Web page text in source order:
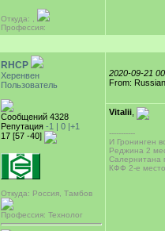
Откуда: ,
Профессия:
RHCP
Херенвен
Пользователь
Сообщений 4328
Репутация -1 | 0 |+1
17 [57 -40]
Откуда: Россия, Тамбов
Профессия: Технолог
2020-09-21
From:
Vitalii
-----------
И Гронинген
Реджина 2
Салернитана
КФФ 2-е